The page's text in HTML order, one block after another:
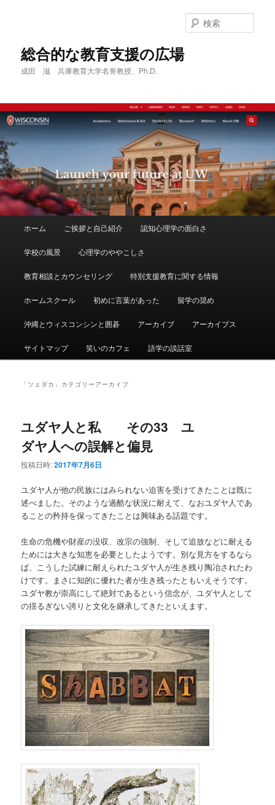
へ
移
動
移
動
総合的な教育支援の広場
成田 滋 兵庫教育大学名誉教授、Ph.D.
索
ホーム ご挨拶と自己紹介 認知心理学の面白さ
学校の風景 心理学のややこしさ
教育相談とカウンセリング 特別支援教育に関する情報
ホームスクール 初めに言葉があった 留学の奨め
沖縄とウィスコンシンと囲碁 アーカイブ アーカイブス
サイトマップ 笑いのカフェ 語学の談話室
「 ツェダカ 」カテゴリーアーカイブ
ユダヤ人と私 その33 ユ
ダヤ人への誤解と偏見
投稿日時:2017年7月6日
ユダヤ人が他の民族にはみられない迫害を受けてきたことは既に
述べました。そのような過酷な状況に耐えて、なおユダヤ人であ
ることの矜持を保ってきたことは興味ある話題です。
生命の危機や財産の没収、改宗の強制、そして追放などに耐える
ためには大きな知恵を必要としたようです。別な見方をするなら
ば、こうした試練に耐えられたユダヤ人が生き残り陶冶されたわ
けです。まさに知的に優れた者が生き残ったともいえそうです。
ユダヤ教が崇高にして絶対であるという信念が、ユダヤ人として
の揺るぎない誇りと文化を継承してきたといえます。